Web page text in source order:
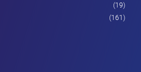
(19)
(161)